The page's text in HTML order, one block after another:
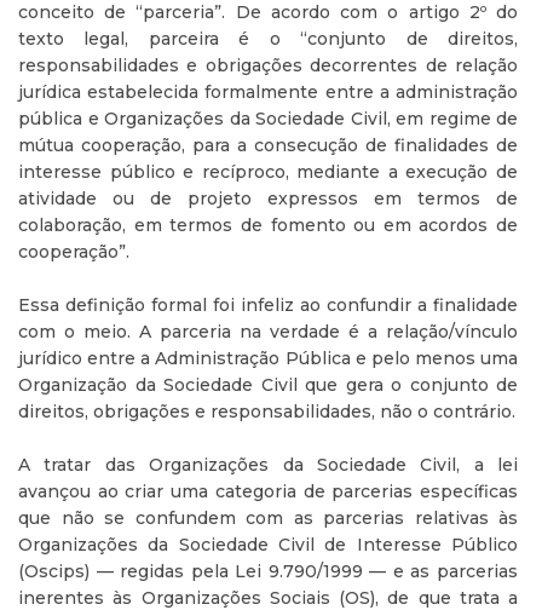
conceito de “parceria”. De acordo com o artigo 2º do
texto legal, parceira é o “conjunto de direitos,
responsabilidades e obrigações decorrentes de relação
jurídica estabelecida formalmente entre a administração
pública e Organizações da Sociedade Civil, em regime de
mútua cooperação, para a consecução de finalidades de
interesse público e recíproco, mediante a execução de
atividade ou de projeto expressos em termos de
colaboração, em termos de fomento ou em acordos de
cooperação”.
Essa definição formal foi infeliz ao confundir a finalidade
com o meio. A parceria na verdade é a relação/vínculo
jurídico entre a Administração Pública e pelo menos uma
Organização da Sociedade Civil que gera o conjunto de
direitos, obrigações e responsabilidades, não o contrário.
A tratar das Organizações da Sociedade Civil, a lei
avançou ao criar uma categoria de parcerias específicas
que não se confundem com as parcerias relativas às
Organizações da Sociedade Civil de Interesse Público
(Oscips) — regidas pela Lei 9.790/1999 — e as parcerias
inerentes às Organizações Sociais (OS), de que trata a